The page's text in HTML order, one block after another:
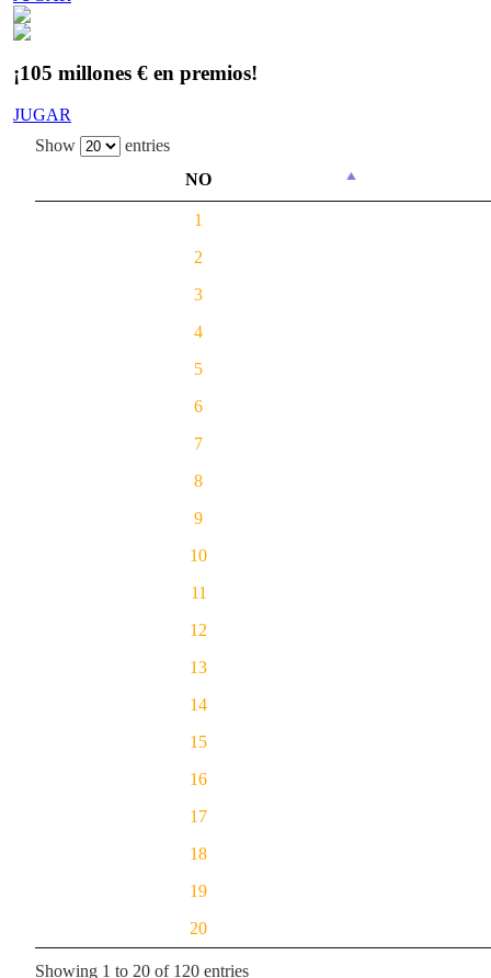
¡105 millones € en premios!
JUGAR
Show
entries
NO
1
2
3
4
5
6
7
8
9
10
11
12
13
14
15
16
17
18
19
20
Showing 1 to 20 of 120 entries